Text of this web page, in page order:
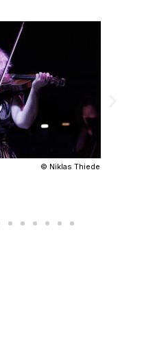
© Niklas Thiede